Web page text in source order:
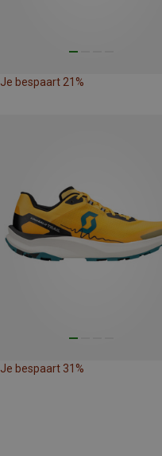
Je bespaart 21%
Je bespaart 31%